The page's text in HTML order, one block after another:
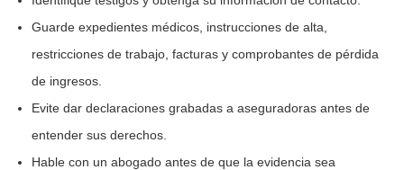
Guarde expedientes médicos, instrucciones de alta,
restricciones de trabajo, facturas y comprobantes de pérdida
de ingresos.
Evite dar declaraciones grabadas a aseguradoras antes de
entender sus derechos.
Hable con un abogado antes de que la evidencia sea